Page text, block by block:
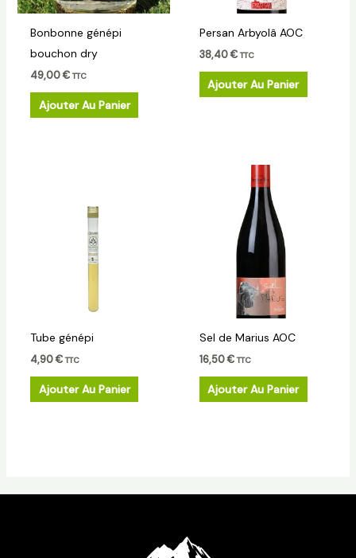
Bonbonne génépi
bouchon dry
49,00€ TTC
Ajouter Au Panier
Persan Arbyolâ AOC
38,40€ TTC
Ajouter Au Panier
Tube génépi
4,90€ TTC
Ajouter Au Panier
Sel de Marius AOC
16,50€ TTC
Ajouter Au Panier